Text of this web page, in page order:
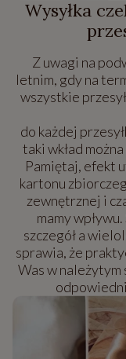
Wysyłka
Z uwagi na
letnim, gdy na
wszystkie
do każdej
taki wkład
Pamiętaj, efekt
kartonu
zewnętrznej i
mamy
szczegół a
sprawia, że
Was w